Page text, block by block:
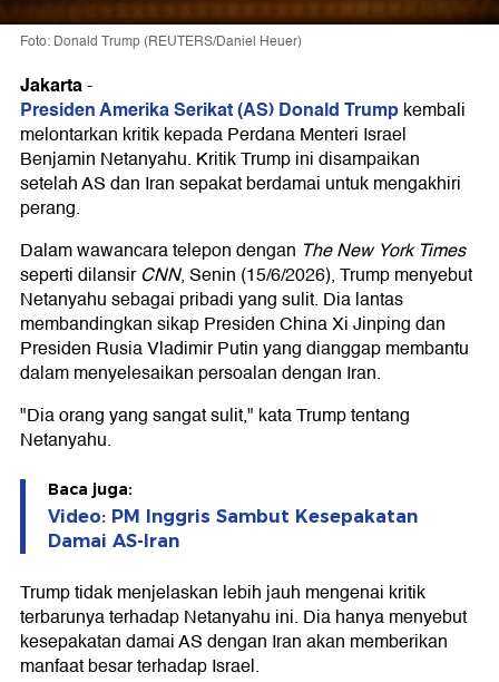
Foto: Donald Trump (REUTERS/Daniel Heuer)
Jakarta-
Presiden Amerika Serikat (AS) Donald Trumpkembali
melontarkan kritik kepada Perdana Menteri Israel
Benjamin Netanyahu. Kritik Trump ini disampaikan
setelah AS dan Iran sepakat berdamai untuk mengakhiri
perang.
Dalam wawancara telepon dengan The New York Times
seperti dilansirCNN, Senin (15/6/2026), Trump menyebut
Netanyahu sebagai pribadi yang sulit. Dia lantas
membandingkan sikap Presiden China Xi Jinping dan
Presiden Rusia Vladimir Putin yang dianggap membantu
dalam menyelesaikan persoalan dengan Iran.
"Dia orang yang sangat sulit," kata Trump tentang
Netanyahu.
Baca juga:
Video: PM Inggris Sambut Kesepakatan
Damai AS-Iran
Trump tidak menjelaskan lebih jauh mengenai kritik
terbarunya terhadap Netanyahu ini. Dia hanya menyebut
kesepakatan damai AS dengan Iran akan memberikan
manfaat besar terhadap Israel.